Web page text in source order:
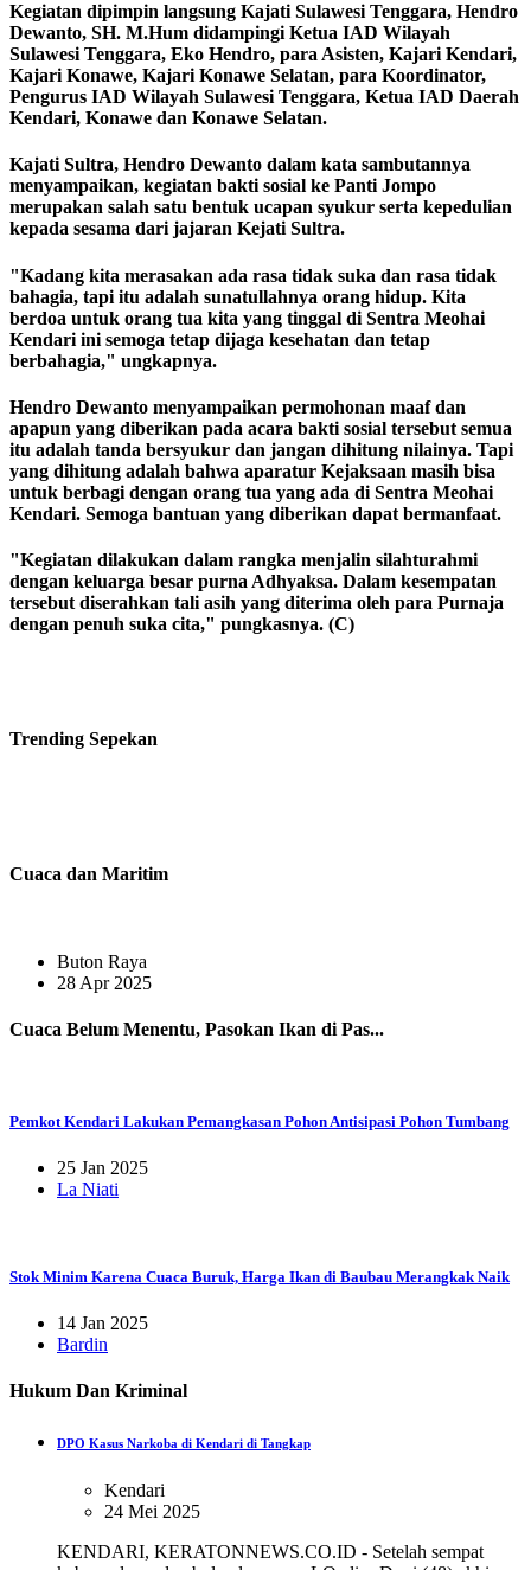
Kegiatan dipimpin langsung Kajati Sulawesi Tenggara, Hendro
Dewanto, SH. M.Hum didampingi Ketua IAD Wilayah
Sulawesi Tenggara, Eko Hendro, para Asisten, Kajari Kendari,
Kajari Konawe, Kajari Konawe Selatan, para Koordinator,
Pengurus IAD Wilayah Sulawesi Tenggara, Ketua IAD Daerah
Kendari, Konawe dan Konawe Selatan.
Kajati Sultra, Hendro Dewanto dalam kata sambutannya
menyampaikan, kegiatan bakti sosial ke Panti Jompo
merupakan salah satu bentuk ucapan syukur serta kepedulian
kepada sesama dari jajaran Kejati Sultra.
"Kadang kita merasakan ada rasa tidak suka dan rasa tidak
bahagia, tapi itu adalah sunatullahnya orang hidup. Kita
berdoa untuk orang tua kita yang tinggal di Sentra Meohai
Kendari ini semoga tetap dijaga kesehatan dan tetap
berbahagia," ungkapnya.
Hendro Dewanto menyampaikan permohonan maaf dan
apapun yang diberikan pada acara bakti sosial tersebut semua
itu adalah tanda bersyukur dan jangan dihitung nilainya. Tapi
yang dihitung adalah bahwa aparatur Kejaksaan masih bisa
untuk berbagi dengan orang tua yang ada di Sentra Meohai
Kendari. Semoga bantuan yang diberikan dapat bermanfaat.
"Kegiatan dilakukan dalam rangka menjalin silahturahmi
dengan keluarga besar purna Adhyaksa. Dalam kesempatan
tersebut diserahkan tali asih yang diterima oleh para Purnaja
dengan penuh suka cita," pungkasnya. (C)
Trending Sepekan
Cuaca dan Maritim
Buton Raya
28 Apr 2025
Cuaca Belum Menentu, Pasokan Ikan di Pas...
Pemkot Kendari Lakukan Pemangkasan Pohon Antisipasi Pohon Tumbang
25 Jan 2025
La Niati
Stok Minim Karena Cuaca Buruk, Harga Ikan di Baubau Merangkak Naik
14 Jan 2025
Bardin
Hukum Dan Kriminal
DPO Kasus Narkoba di Kendari di Tangkap
Kendari
24 Mei 2025
KENDARI, KERATONNEWS.CO.ID - Setelah sempat